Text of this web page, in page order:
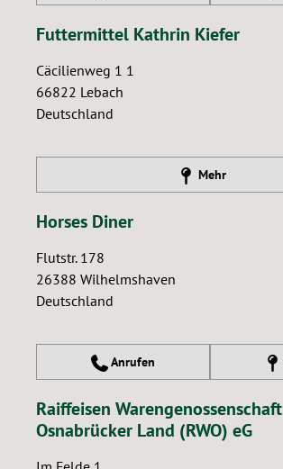
Futtermittel Kathrin Kiefer
Cäcilienweg 1 1
66822 Lebach
Deutschland
Mehr
Horses Diner
Flutstr. 178
26388 Wilhelmshaven
Deutschland
Anrufen
Raiffeisen Warengenossenschaft
Osnabrücker Land (RWO) eG